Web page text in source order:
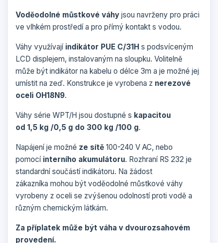
Voděodolné můstkové váhy jsou navrženy pro práci
ve vlhkém prostředí a pro přímý kontakt s vodou.
Váhy využívají indikátor PUE C/31H s podsvíceným
LCD displejem, instalovaným na sloupku. Volitelně
může být indikátor na kabelu o délce 3m a je možné jej
umístit na zeď. Konstrukce je vyrobena z nerezové
oceli OH18N9.
Váhy série WPT/H jsou dostupné s kapacitou
od 1,5 kg /0,5 g do 300 kg /100 g.
Napájení je možné ze sítě 100-240 V AC, nebo
pomocíinterního akumulátoru. Rozhraní RS 232 je
standardní součástí indikátoru. Na žádost
zákazníka mohou být voděodolné můstkové váhy
vyrobeny z oceli se zvýšenou odolností proti vodě a
různým chemickým látkám.
Za příplatek může být váha v dvourozsahovém
provedení.